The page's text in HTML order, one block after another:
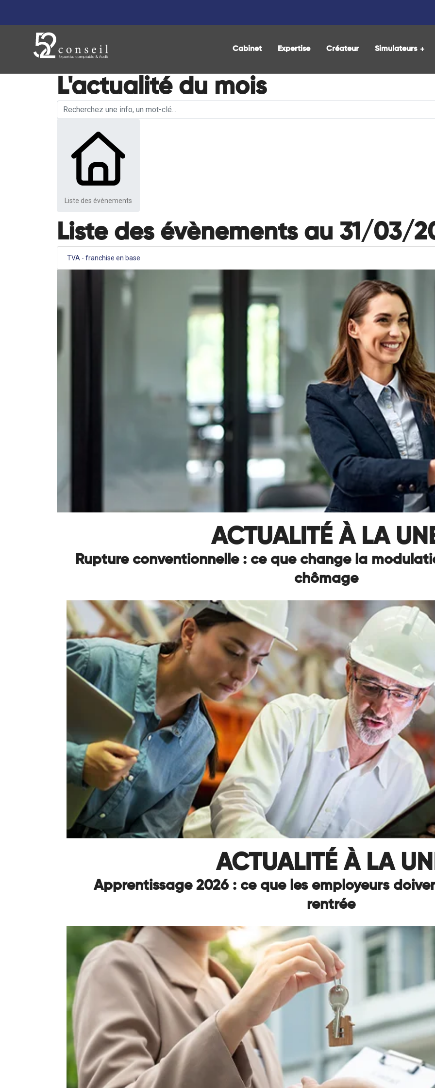
Cabinet Expertise Créateur Simulateurs
L'actualité du mois
Liste des évènements
Liste des évènements au 31/03/
TVA - franchise en base
ACTUALITÉ À LA
Rupture conventionnelle : ce que change la
chômage
ACTUALITÉ À LA
Apprentissage 2026 : ce que les employeurs
rentrée